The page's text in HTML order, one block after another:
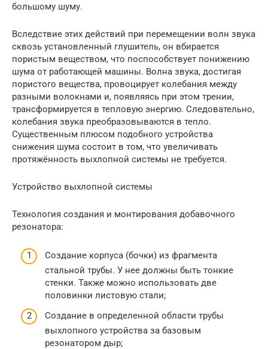
большому шуму.
Вследствие этих действий при перемещении волн звука
сквозь установленный глушитель, он вбирается
пористым веществом, что поспособствует понижению
шума от работающей машины. Волна звука, достигая
пористого вещества, провоцирует колебания между
разными волокнами и, появляясь при этом трении,
трансформируется в тепловую энергию. Следовательно,
колебания звука преобразовываются в тепло.
Существенным плюсом подобного устройства
снижения шума состоит в том, что увеличивать
протяжённость выхлопной системы не требуется.
Устройство выхлопной системы
Технология создания и монтирования добавочного
резонатора:
Создание корпуса (бочки) из фрагмента
стальной трубы. У нее должны быть тонкие
стенки. Также можно использовать две
половинки листовую стали;
Создание в определенной области трубы
выхлопного устройства за базовым
резонатором дыр;